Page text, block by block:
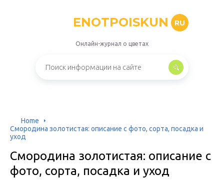
ENOTPOISKUN RU
Онлайн-журнал о цветах
Home
Смородина золотистая: описание с фото, сорта, посадка и
уход
Смородина золотистая: описание с
фото, сорта, посадка и уход